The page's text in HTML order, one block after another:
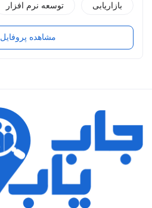
بازاریابی توسعه نرم افزار
مشاهده پروفایل